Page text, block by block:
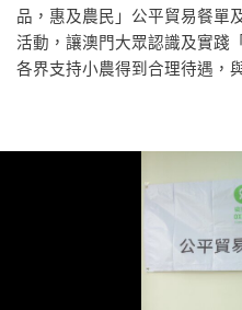
品，惠及農民」公平貿易餐單
活動，讓澳門大眾認識及實踐
各界支持小農得到合理待遇，